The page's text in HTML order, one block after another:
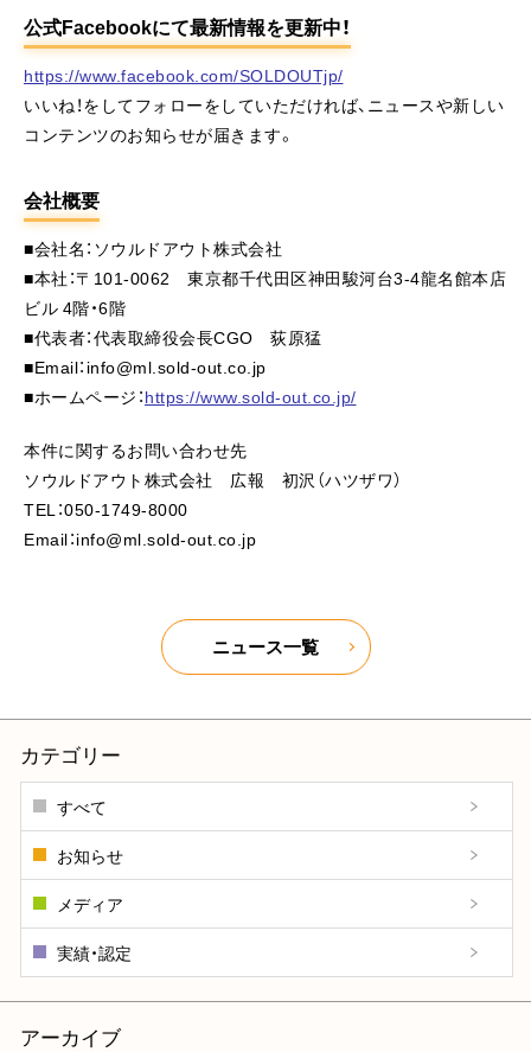
公式Facebookにて最新情報を更新中！
https://www.facebook.com/SOLDOUTjp/
いいね！をしてフォローをしていただければ、ニュースや新しい
コンテンツのお知らせが届きます。
会社概要
■会社名：ソウルドアウト株式会社
■本社：〒101-0062 東京都千代田区神田駿河台3-4龍名館本店
ビル 4階・6階
■代表者：代表取締役会長CGO 荻原猛
■Email：info@ml.sold-out.co.jp
■ホームページ：https://www.sold-out.co.jp/
本件に関するお問い合わせ先
ソウルドアウト株式会社 広報 初沢（ハツザワ）
TEL：050-1749-8000
Email：info@ml.sold-out.co.jp
ニュース一覧
カテゴリー
すべて
お知らせ
メディア
実績・認定
アーカイブ